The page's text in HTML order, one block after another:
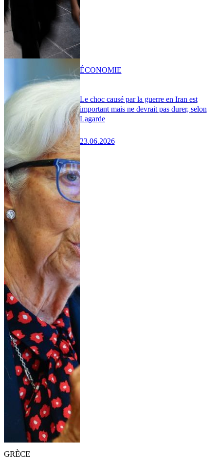
Le choc causé par la guerre en Iran est
important mais ne devrait pas durer, selon
Lagarde
23.06.2026
ÉCONOMIE
GRÈCE